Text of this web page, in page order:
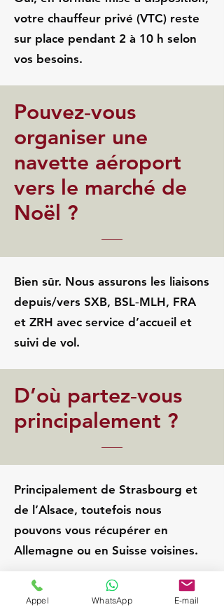
votre chauffeur privé (VTC) reste
sur place pendant 2 à 10 h selon
vos besoins.
Pouvez‑vous
organiser une
navette aéroport
vers le marché de
Noël ?
Bien sûr. Nous assurons les liaisons
depuis/vers SXB, BSL‑MLH, FRA
et ZRH avec service d’accueil et
suivi de vol.
D’où partez‑vous
principalement ?
Principalement de Strasbourg et
de l’Alsace, toutefois nous
pouvons vous récupérer en
Allemagne ou en Suisse voisines.
Sélestat
Appel WhatsApp E-mail